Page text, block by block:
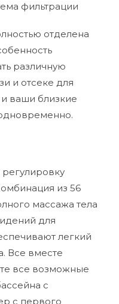
фильтрации
отделена
различную
и отсеке для
ваши близкие
из 56
массажа тела
для
легкий
Все вместе
все возможные
с
с первого